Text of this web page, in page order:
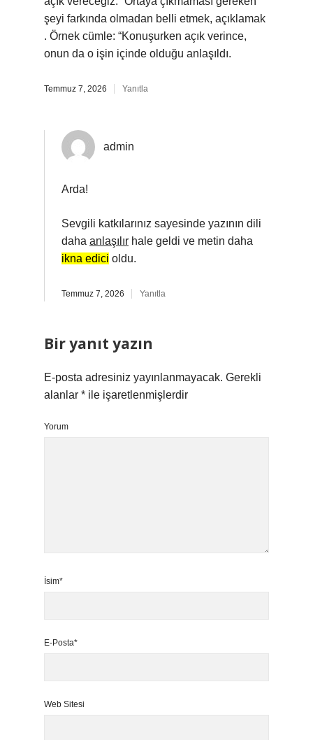
şeyi farkında olmadan belli etmek, açıklamak
. Örnek cümle: “Konuşurken açık verince,
onun da o işin içinde olduğu anlaşıldı.
Temmuz 7, 2026 Yanıtla
admin
Arda!
Sevgili katkılarınız sayesinde yazının dili
daha anlaşılır hale geldi ve metin daha
ikna edici oldu.
Temmuz 7, 2026 Yanıtla
Bir yanıt yazın
E-posta adresiniz yayınlanmayacak. Gerekli
alanlar * ile işaretlenmişlerdir
Yorum
İsim*
E-Posta*
Web Sitesi